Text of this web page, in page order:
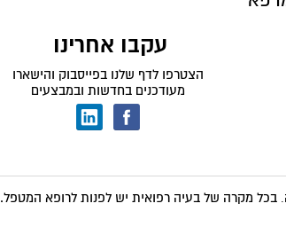
הצטרפו לדף שלנו בפייסבוק והישארו
מעודכנים בחדשות ובמבצעים
עקבו אחרינו
. בכל מקרה של בעיה רפואית יש לפנות לרופא המטפל.